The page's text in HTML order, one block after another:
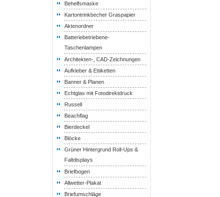
Behelfsmaske
Kartontrinkbecher Graspapier
Aktenordner
Batteriebetriebene-
Taschenlampen
Architekten-, CAD-Zeichnungen
Aufkleber & Ettiketten
Banner & Planen
Echtglas mit Fotodirektdruck
Russell
Beachflag
Bierdeckel
Blöcke
Grüner Hintergrund Roll-Ups &
Faltdisplays
Briefbogen
Allwetter-Plakat
Briefumschläge